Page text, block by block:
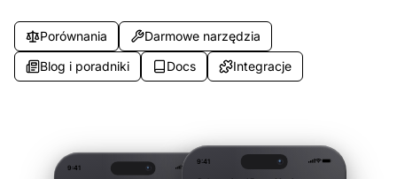
Porównania
Darmowe narzędzia
Blog i poradniki
Docs Integracje